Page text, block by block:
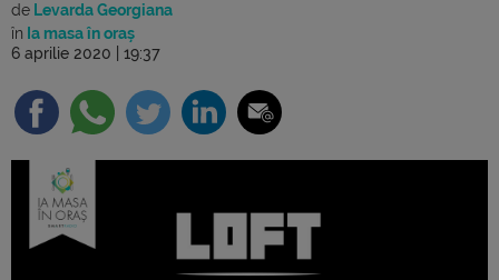
de Levarda Georgiana
în Ia masa în oraș
6 aprilie 2020 | 19:37